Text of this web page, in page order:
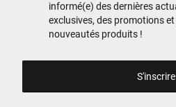
informé(e) des dernières
exclusives, des promotions
nouveautés produits !